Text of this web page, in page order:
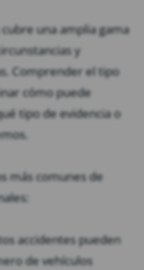
una amplia gama
y
Comprender el tipo
cómo puede
tipo de evidencia o
más comunes de
accidentes pueden
de vehículos